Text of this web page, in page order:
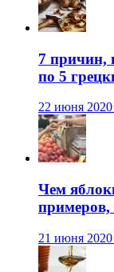
7 причин,
по 5
22 июня 2020
Чем
примеров,
21 июня 2020